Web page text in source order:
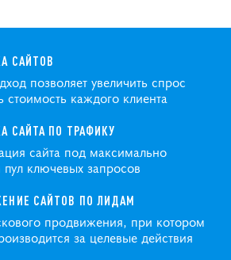
САЙТОВ
позволяет увеличить спрос
стоимость каждого клиента
САЙТА ПО ТРАФИКУ
сайта под максимально
ключевых запросов
САЙТОВ ПО ЛИДАМ
продвижения, при котором
за целевые действия